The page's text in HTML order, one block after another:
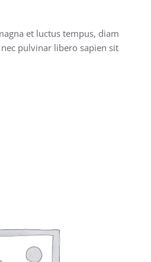
et luctus tempus, diam
pulvinar libero sapien sit